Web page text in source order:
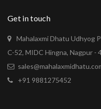
Get in touch
Mahalaxmi Dhatu Udhyog
C-52, MIDC Hingna, Nagpur -
+91 9881275452